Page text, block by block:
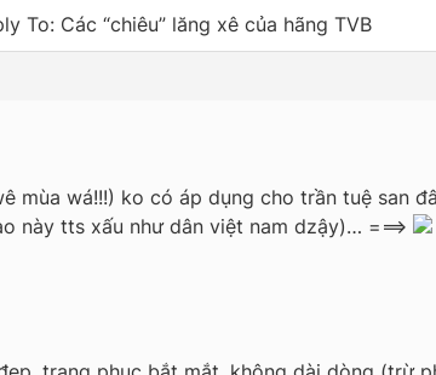
To: Các “chiêu” lăng xê của hãng TVB
mùa wá!!!) ko có áp dụng cho trần tuệ san
này tts xấu như dân việt nam dzậy)… ===>